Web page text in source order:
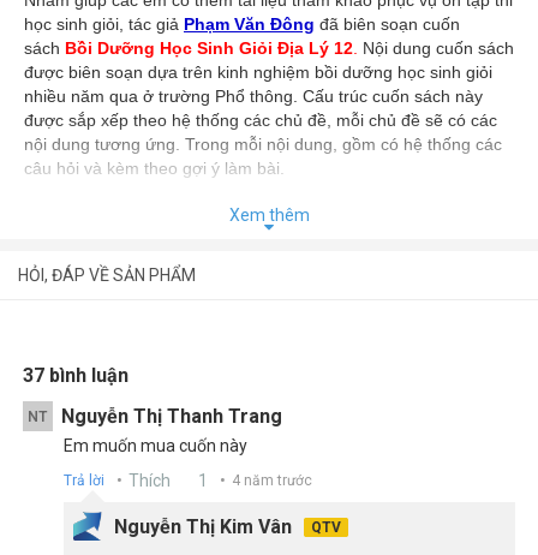
học sinh giỏi, tác giả Phạm Văn Đông đã biên soạn cuốn
sách Bồi Dưỡng Học Sinh Giỏi Địa Lý 12 Nội dung cuốn sách
được biên soạn dựa trên kinh nghiệm bồi dưỡng học sinh giỏi
nhiều năm qua ở trường Phổ thông. Cấu trúc cuốn sách này
được sắp xếp theo hệ thống các chủ đề, mỗi chủ đề sẽ có các
nội dung tương ứng. Trong mỗi nội dung, gồm có hệ thống các
câu hỏi và kèm theo gợi ý làm bài.
Bồi Dưỡng Học Sinh Giỏi Địa Lý 12
Chủ đề 2: Địa lí tự nhiên.
Hi vọng rằng, cuốn sách này sẽ là nguồn tài liệu bổ ích giúp các
em học sinh ôn tập môn Địa lí tốt hơn. Bên cạnh đó, cuốn sách
cũng là nguồn tham khảo dành cho các thầy cô dạy bộ môn Địa
năm 2021
Xem thêm
HỎI, ĐÁP VỀ SẢN PHẨM
37 bình luận
NT Nguyễn Thị Thanh Trang
Em muốn mua cuốn này
Trả lời Thích 1 4 năm trước
Nguyễn Thị Kim Vân QTV